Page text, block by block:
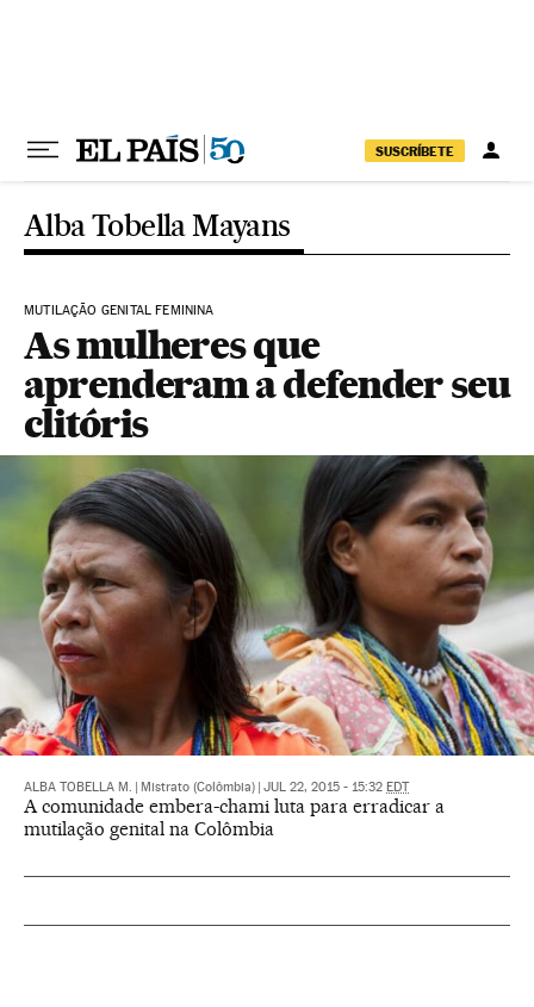
SUSCRÍBETE
Alba Tobella Mayans
MUTILAÇÃO GENITAL FEMININA
As mulheres que
aprenderam a defender seu
clitóris
ALBA TOBELLA M. Mistrato (Colômbia) JUL 22, 2015 - 15:32 EDT
A comunidade embera-chami luta para erradicar a
mutilação genital na Colômbia